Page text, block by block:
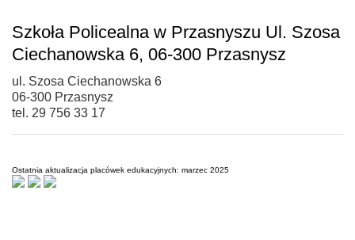
Szkoła Policealna w Przasnyszu Ul. Szosa
Ciechanowska 6, 06-300 Przasnysz
ul. Szosa Ciechanowska 6
06-300 Przasnysz
tel. 29 756 33 17
Ostatnia aktualizacja placówek edukacyjnych: marzec 2025